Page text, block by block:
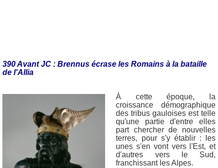
390 Avant JC : Brennus écrase les Romains à la bataille
de l'Allia
À cette époque, la
croissance démographique
des tribus gauloises est telle
qu'une partie d'entre elles
part chercher de nouvelles
terres, pour s'y établir : les
unes s'en vont vers l'Est, et
d'autres vers le Sud,
franchissant les Alpes.